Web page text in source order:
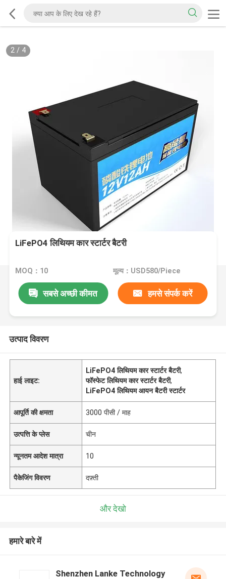
2/ 4
LiFePO4 लिथियम कार स्टार्टर बैटरी
MOQ：10 मूल्य：USD580/Piece
सबसे अच्छी कीमत हमसे संपर्क करें
उत्पाद विवरण
हाई लाइट:
LiFePO4 लिथियम कार स्टार्टर बैटरी,
फॉस्फेट लिथियम कार स्टार्टर बैटरी,
LiFePO4 लिथियम आयन बैटरी स्टार्टर
आपूर्ति की क्षमता 3000 पीसी / माह
उत्पत्ति के प्लेस चीन
न्यूनतम आदेश मात्रा 10
पैकेजिंग विवरण दफ़्ती
और देखो
हमारे बारे में
Shenzhen Lanke Technology